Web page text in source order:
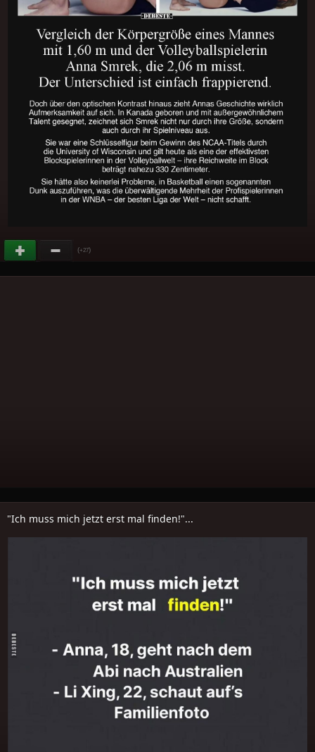
(+27)
"Ich muss mich jetzt erst mal finden!"...